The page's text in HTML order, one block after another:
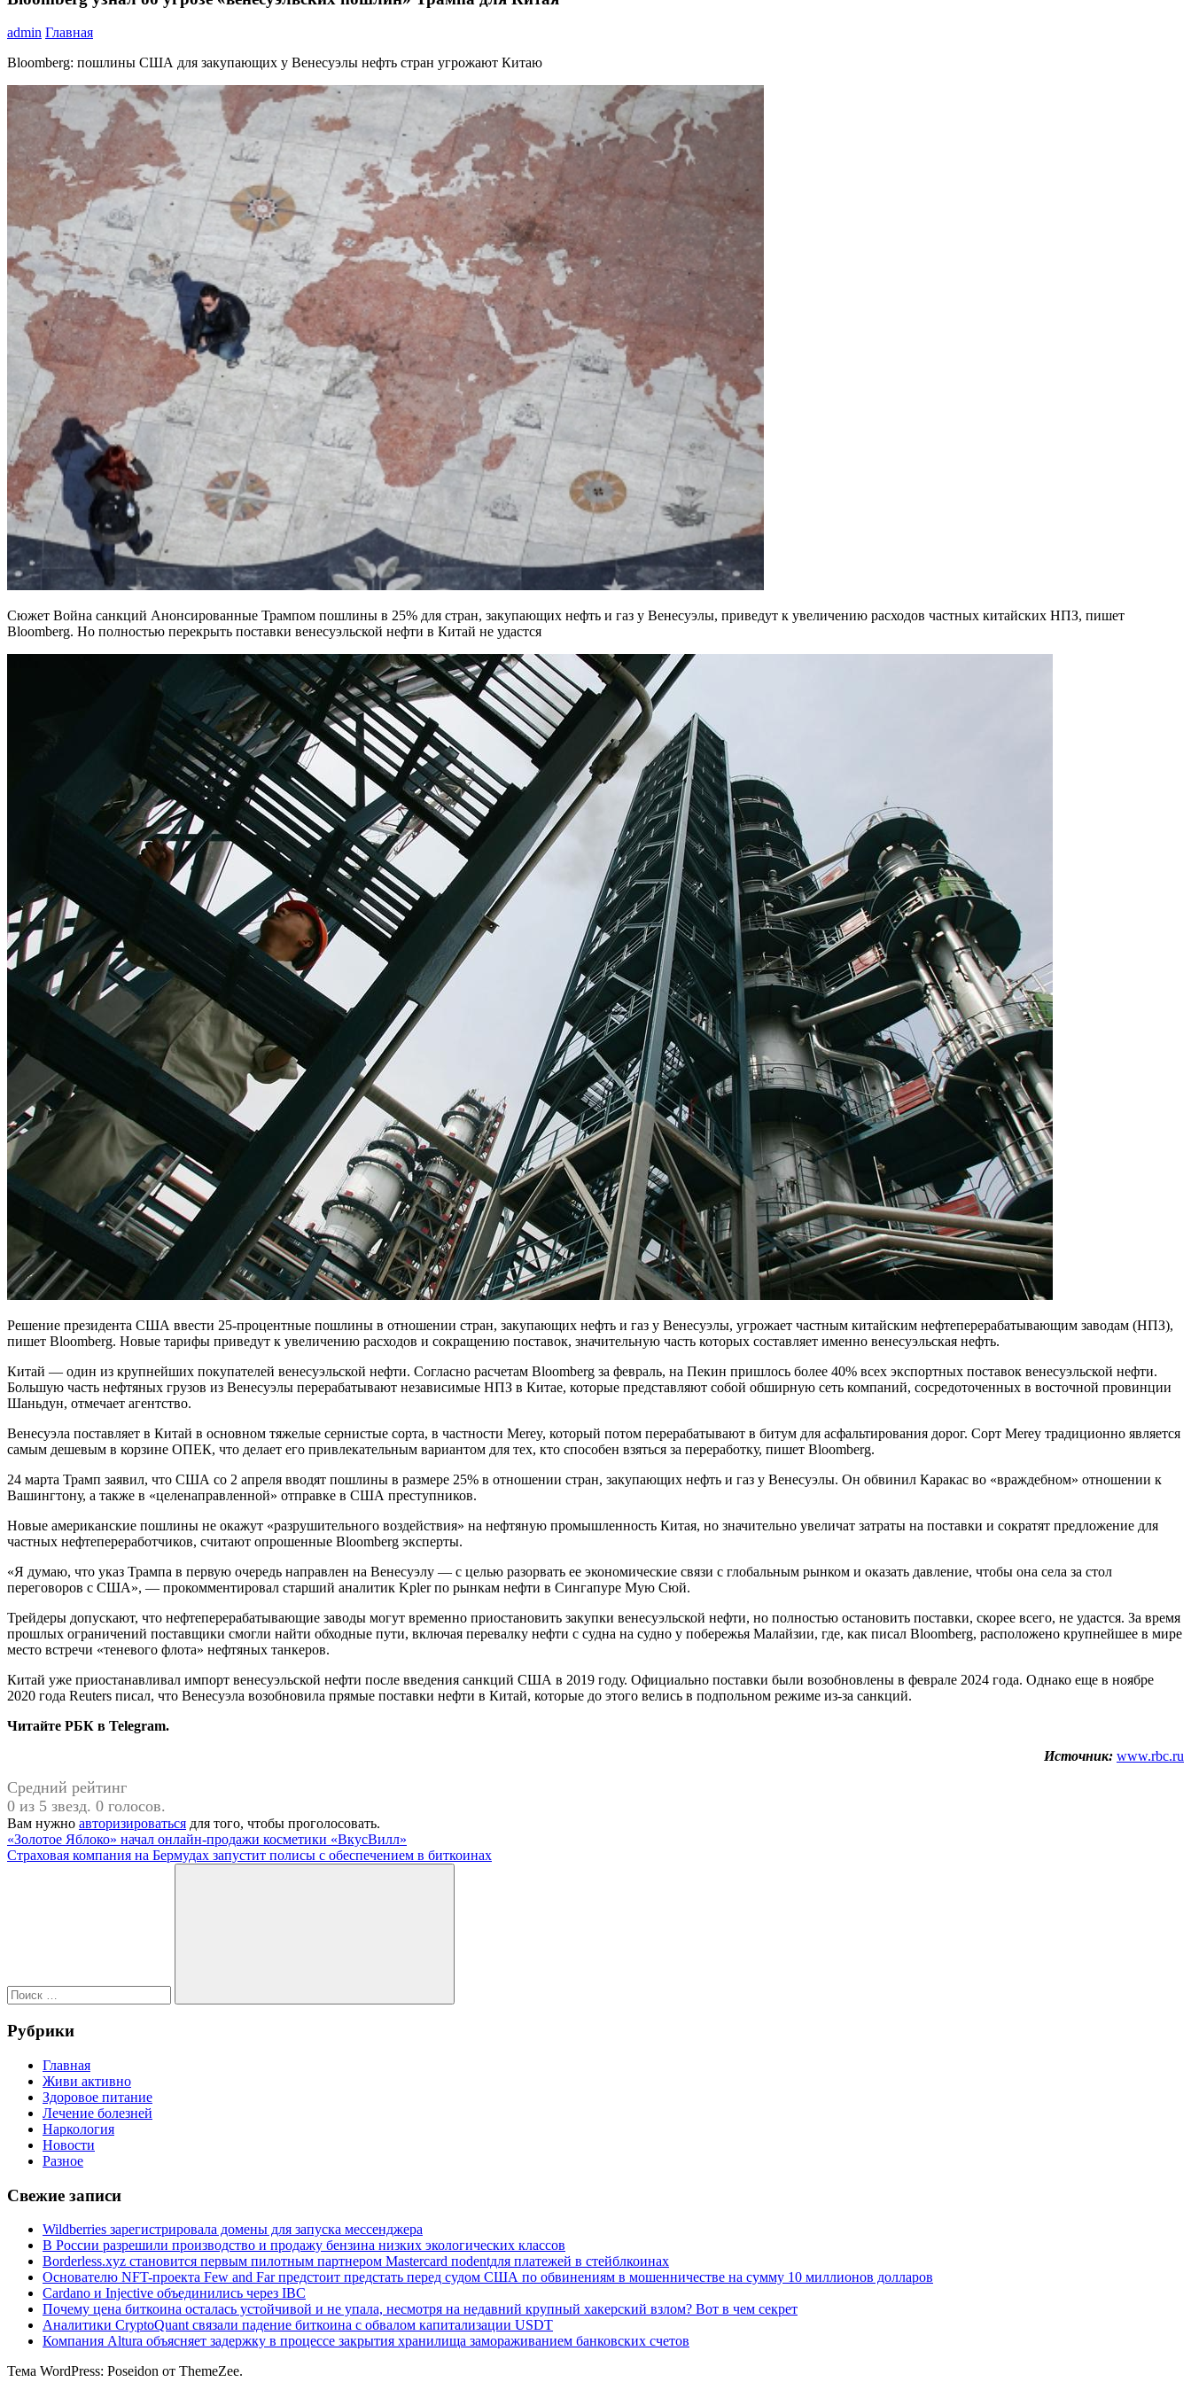
admin Главная
Bloomberg: пошлины США для закупающих у Венесуэлы нефть стран угрожают Китаю
Сюжет Война санкций Анонсированные Трампом пошлины в 25% для стран, закупающих нефть и газ у Венесуэлы, приведут к увеличению расходов частных китайских НПЗ, пишет
Bloomberg. Но полностью перекрыть поставки венесуэльской нефти в Китай не удастся
Решение президента США ввести 25-процентные пошлины в отношении стран, закупающих нефть и газ у Венесуэлы, угрожает частным китайским нефтеперерабатывающим заводам (НПЗ),
пишет Bloomberg. Новые тарифы приведут к увеличению расходов и сокращению поставок, значительную часть которых составляет именно венесуэльская нефть.
Китай — один из крупнейших покупателей венесуэльской нефти. Согласно расчетам Bloomberg за февраль, на Пекин пришлось более 40% всех экспортных поставок венесуэльской нефти.
Большую часть нефтяных грузов из Венесуэлы перерабатывают независимые НПЗ в Китае, которые представляют собой обширную сеть компаний, сосредоточенных в восточной провинции
Шаньдун, отмечает агентство.
Венесуэла поставляет в Китай в основном тяжелые сернистые сорта, в частности Merey, который потом перерабатывают в битум для асфальтирования дорог. Сорт Merey традиционно является
самым дешевым в корзине ОПЕК, что делает его привлекательным вариантом для тех, кто способен взяться за переработку, пишет Bloomberg.
24 марта Трамп заявил, что США со 2 апреля вводят пошлины в размере 25% в отношении стран, закупающих нефть и газ у Венесуэлы. Он обвинил Каракас во «враждебном» отношении к
Вашингтону, а также в «целенаправленной» отправке в США преступников.
Новые американские пошлины не окажут «разрушительного воздействия» на нефтяную промышленность Китая, но значительно увеличат затраты на поставки и сократят предложение для
частных нефтепереработчиков, считают опрошенные Bloomberg эксперты.
«Я думаю, что указ Трампа в первую очередь направлен на Венесуэлу — с целью разорвать ее экономические связи с глобальным рынком и оказать давление, чтобы она села за стол
переговоров с США», — прокомментировал старший аналитик Kpler по рынкам нефти в Сингапуре Мую Сюй.
Трейдеры допускают, что нефтеперерабатывающие заводы могут временно приостановить закупки венесуэльской нефти, но полностью остановить поставки, скорее всего, не удастся. За время
прошлых ограничений поставщики смогли найти обходные пути, включая перевалку нефти с судна на судно у побережья Малайзии, где, как писал Bloomberg, расположено крупнейшее в мире
место встречи «теневого флота» нефтяных танкеров.
Китай уже приостанавливал импорт венесуэльской нефти после введения санкций США в 2019 году. Официально поставки были возобновлены в феврале 2024 года. Однако еще в ноябре
2020 года Reuters писал, что Венесуэла возобновила прямые поставки нефти в Китай, которые до этого велись в подпольном режиме из-за санкций.
Читайте РБК в Telegram.
Источник: www.rbc.ru
Средний рейтинг
0 из 5 звезд. 0 голосов.
Вам нужно авторизироваться для того, чтобы проголосовать.
Навигация
по
Предыдущая
запись:
«Золотое Яблоко» начал онлайн-продажи косметики «ВкусВилл»
Следующая
Страховая компания на Бермудах запустит полисы с обеспечением в биткоинах
Поиск
Рубрики
Главная
Живи активно
Здоровое питание
Лечение болезней
Наркология
Новости
Разное
Свежие записи
Wildberries зарегистрировала домены для запуска мессенджера
В России разрешили производство и продажу бензина низких экологических классов
Borderless.xyz становится первым пилотным партнером Mastercard поdentдля платежей в стейблкоинах
Основателю NFT-проекта Few and Far предстоит предстать перед судом США по обвинениям в мошенничестве на сумму 10 миллионов долларов
Cardano и Injective объединились через IBC
Почему цена биткоина осталась устойчивой и не упала, несмотря на недавний крупный хакерский взлом? Вот в чем секрет
Аналитики CryptoQuant связали падение биткоина с обвалом капитализации USDT
Компания Altura объясняет задержку в процессе закрытия хранилища замораживанием банковских счетов
Тема WordPress: Poseidon от ThemeZee.